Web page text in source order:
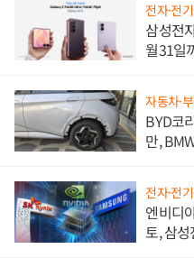
전자·전
삼성전
월31일
자동차·
BYD코
만,
전자·전
엔비디
토, 삼